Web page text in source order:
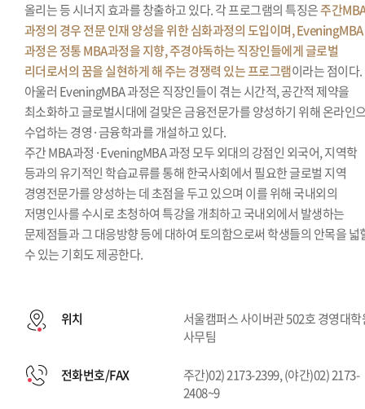
올리는 등 시너지 효과를 창출하고 있다. 각 프로그램의 특징은주간
과정의 경우 전문 인재 양성을 위한 심화과정의 도입이며, EveningMBA
과정은 정통 MBA과정을 지향, 주경야독하는 직장인들에게 글로벌
리더로서의 꿈을 실현하게 해 주는 경쟁력 있는 프로그램이라는 점이다.
아울러 EveningMBA 과정은 직장인들이 겪는 시간적, 공간적 제약을
최소화하고 글로벌시대에 걸맞은 금융전문가를 양성하기 위해 온라인
수업하는 경영·금융학과를 개설하고 있다.
주간 MBA과정·EveningMBA 과정 모두 외대의 강점인 외국어, 지역학
등과의 유기적인 학습교류를 통해 한국사회에서 필요한 글로벌 지역
경영전문가를 양성하는 데 초점을 두고 있으며 이를 위해 국내외의
저명인사를 수시로 초청하여 특강을 개최하고 국내외에서 발생하는
문제점들과 그 대응방향 등에 대하여 토의함으로써 학생들의 안목을 넓
수 있는 기회도 제공한다.
위치
서울캠퍼스 사이버관 502호 경영대
사무팀
전화번호/FAX
주간)02) 2173-2399, (야간)02) 2173-
2408~9